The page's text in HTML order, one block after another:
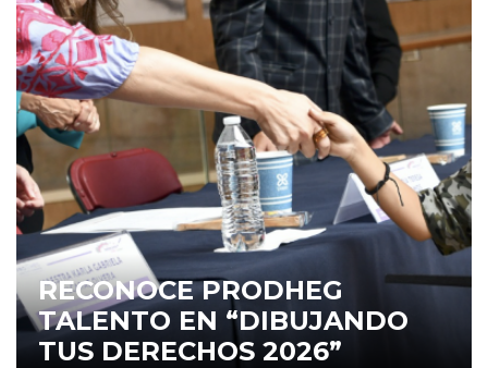
RECONOCE PRODHEG
TALENTO EN “DIBUJANDO
TUS DERECHOS 2026”